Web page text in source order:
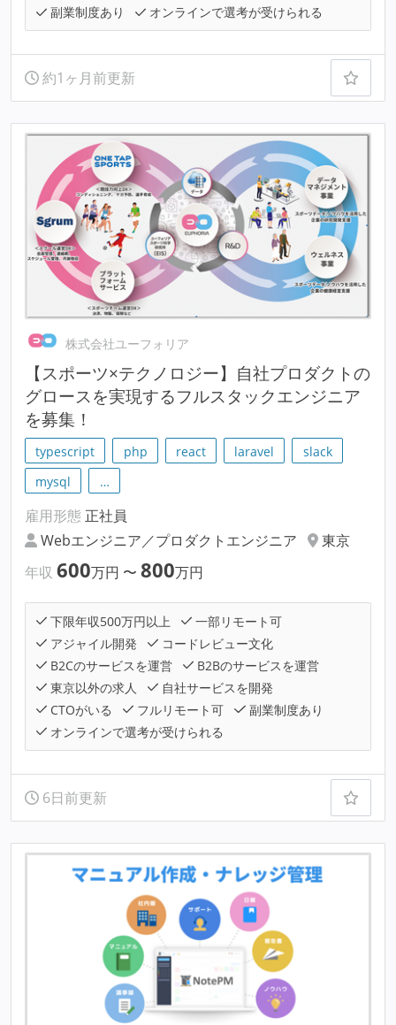
副業制度あり
オンラインで選考が受けられる
約1ヶ月前更新
株式会社ユーフォリア
【スポーツ×テクノロジー】自社プロダクトの
グロースを実現するフルスタックエンジニア
を募集！
typescript php react laravel
slack
mysql
…
雇用形態 正社員
Webエンジニア／プロダクトエンジニア
東京
年収 600万円 〜 800万円
下限年収500万円以上
一部リモート可
アジャイル開発
コードレビュー文化
B2Cのサービスを運営
B2Bのサービスを運営
東京以外の求人
自社サービスを開発
CTOがいる
フルリモート可
副業制度あり
オンラインで選考が受けられる
6日前更新